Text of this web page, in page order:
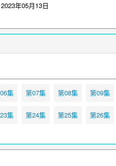
德库拉（dracula），亥伯龙（
2023年05月13日
集 第07集 第08集 第09集
集 第24集 第25集 第26集